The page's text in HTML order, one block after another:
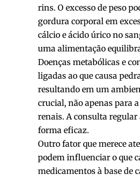
rins. O excesso de peso
gordura corporal em
cálcio e ácido úrico no
uma alimentação
Doenças metabólicas e
ligadas ao que causa
resultando em um
crucial, não apenas para
renais. A consulta regular
forma eficaz.
Outro fator que merece
podem influenciar o que
medicamentos à base de